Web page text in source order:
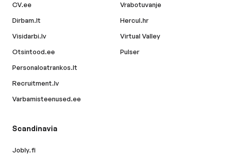
CV.ee
Dirbam.lt
Visidarbi.lv
Otsintood.ee
Personaloatrankos.lt
Recruitment.lv
Varbamisteenused.ee
Vrabotuvanje
Hercul.hr
Virtual Valley
Pulser
Scandinavia
Jobly.fi